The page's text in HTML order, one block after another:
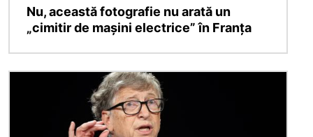
Nu, această fotografie nu arată un
„cimitir de mașini electrice” în Franța